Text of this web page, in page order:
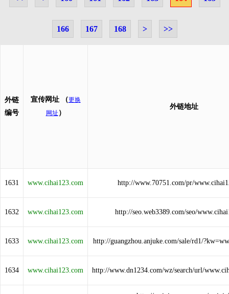
166 167 168 > >>
外链
编号
宣传网址 （更换
网址 ）
外链地址
1631 www.cihai123.com http://www.70751.com/pr/
1632 www.cihai123.com http://seo.web3389.com/seo/
1633 www.cihai123.com http://guangzhou.anjuke.com/sale/rd1/
1634 www.cihai123.com http://www.dn1234.com/wz/search/url/